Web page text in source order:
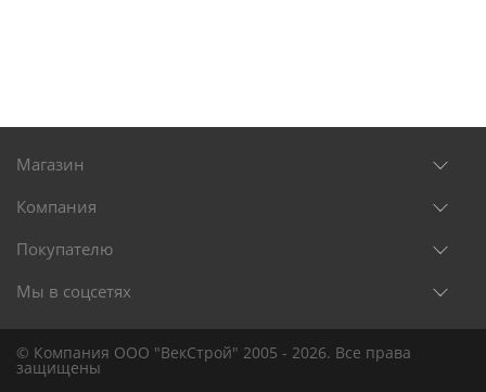
Магазин
Компания
Покупателю
Мы в соцсетях
© Компания ООО "ВекСтрой" 2005 - 2026. Все права
защищены